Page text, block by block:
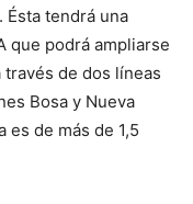
Ésta tendrá una
que podrá ampliarse
través de dos líneas
Bosa y Nueva
es de más de 1,5